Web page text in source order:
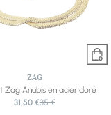
ZAG
Zag Anubis en acier doré
31,50 €35 €